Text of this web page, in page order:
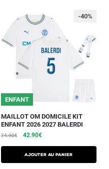
ENFANT
-40%
MAILLOT OM DOMICILE KIT
ENFANT 2026 2027 BALERDI
74.90€ 42.90€
AJOUTER AU PANIER